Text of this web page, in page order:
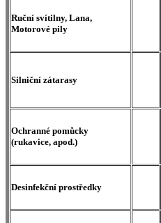
Ruční svítilny, Lana,
Motorové pily
Silniční zátarasy
Ochranné pomůcky
(rukavice, apod.)
Desinfekční prostředky